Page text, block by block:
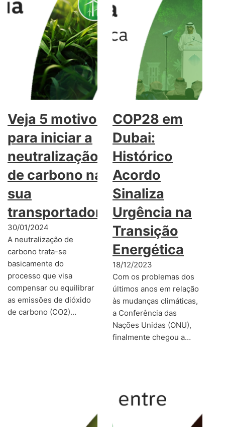
Veja 5 motivos
para iniciar a
neutralização
de carbono na
sua
transportadora
30/01/2024
A neutralização de
carbono trata-se
basicamente do
processo que visa
compensar ou equilibrar
as emissões de dióxido
de carbono (CO2)…
COP28 em
Dubai:
Histórico
Acordo
Sinaliza
Urgência na
Transição
Energética
18/12/2023
Com os problemas dos
últimos anos em relação
às mudanças climáticas,
a Conferência das
Nações Unidas (ONU),
finalmente chegou a…